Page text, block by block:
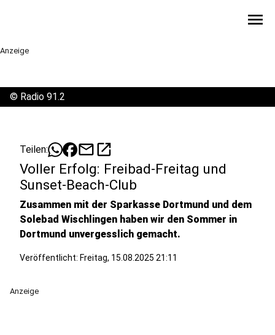
menu
Anzeige
© Radio 91.2
Teilen: mailopen_in_new
Voller Erfolg: Freibad-Freitag und
Sunset-Beach-Club
Zusammen mit der Sparkasse Dortmund und dem
Solebad Wischlingen haben wir den Sommer in
Dortmund unvergesslich gemacht.
Veröffentlicht: Freitag, 15.08.2025 21:11
Anzeige